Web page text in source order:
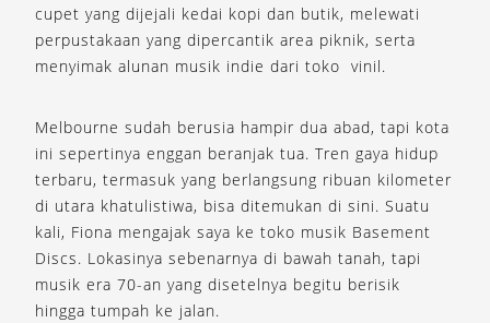
cupet yang dijejali kedai kopi dan butik, melewati
perpustakaan yang dipercantik area piknik, serta
menyimak alunan musik indie dari toko vinil.
Melbourne sudah berusia hampir dua abad, tapi kota
ini sepertinya enggan beranjak tua. Tren gaya hidup
terbaru, termasuk yang berlangsung ribuan kilometer
di utara khatulistiwa, bisa ditemukan di sini. Suatu
kali, Fiona mengajak saya ke toko musik Basement
Discs. Lokasinya sebenarnya di bawah tanah, tapi
musik era 70-an yang disetelnya begitu berisik
hingga tumpah ke jalan.